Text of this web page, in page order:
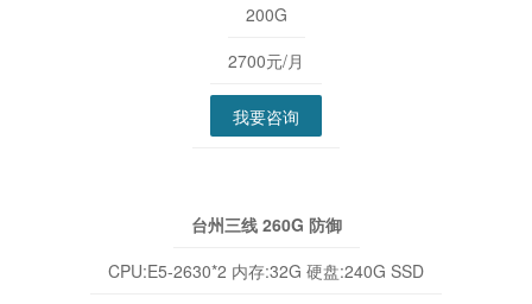
200G
2700元/月
我要咨询
台州三线 260G 防御
CPU:E5-2630*2 内存:32G 硬盘:240G SSD